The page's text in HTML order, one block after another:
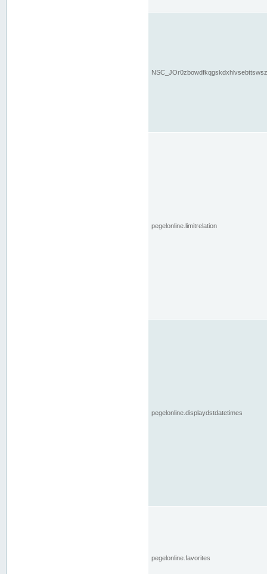
pegelonline.limitrelation
pegelonline.displaydstdatetimes
pegelonline.favorites